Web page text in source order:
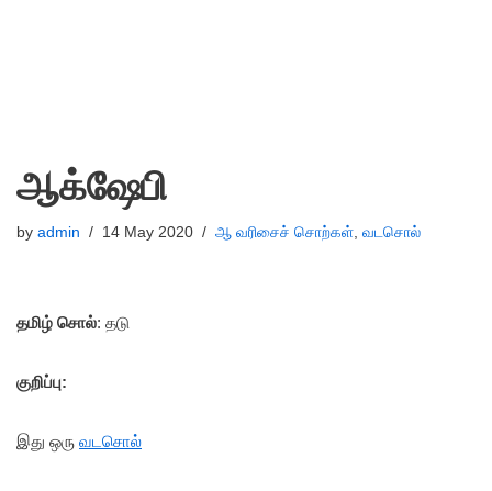
ஆக்ஷேபி
by admin 14 May 2020 ஆ வரிசைச் சொற்கள், வடசொல்
தமிழ் சொல்: தடு
குறிப்பு:
இது ஒரு வடசொல்